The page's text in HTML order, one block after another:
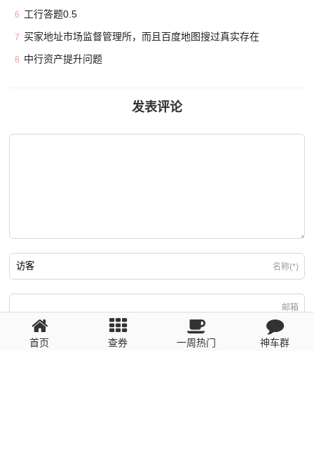
6 工行答题0.5
7 买家地址市场监督管理所，而且百度地图搜过真实存在
8 中行资产提升问题
发表评论
名称(*)
邮箱
回复需填写必要信息
首页 查券 一周热门 神车群